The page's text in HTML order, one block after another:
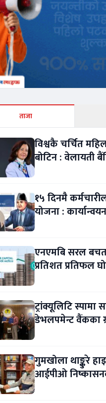
ताजा
विश्वकै चर्चित
बोटिन : वेलायती
१५ दिनमै
योजना :
एनएमबि सरल
प्रतिशत प्रतिफल
ट्रांक्यूलिटि स्पामा
डेभलपमेन्ट वैंकका
गुमखोला थाङ्कुरे
आईपीओ